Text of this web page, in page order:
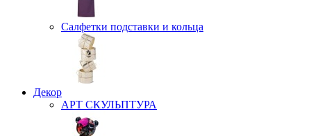
Салфетки подставки и кольца
Декор
АРТ СКУЛЬПТУРА